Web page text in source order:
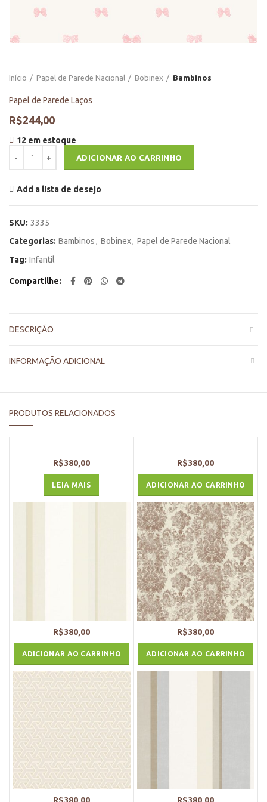
Início Papel de Parede Nacional Bobinex Bambinos
Papel de Parede Laços
R$244,00
12 em estoque
ADICIONAR AO CARRINHO
Add a lista de desejo
SKU: 3335
Categorias: Bambinos, Bobinex, Papel de Parede Nacional
Tag: Infantil
Compartilhe
DESCRIÇÃO
INFORMAÇÃO ADICIONAL
PRODUTOS RELACIONADOS
R$380,00
LEIA MAIS
R$380,00
ADICIONAR AO CARRINHO
R$380,00
ADICIONAR AO CARRINHO
R$380,00
ADICIONAR AO CARRINHO